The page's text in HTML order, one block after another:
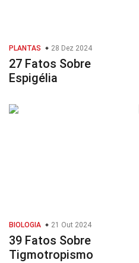
PLANTAS 28 Dez 2024
27 Fatos Sobre
Espigélia
BIOLOGIA 21 Out 2024
39 Fatos Sobre
Tigmotropismo